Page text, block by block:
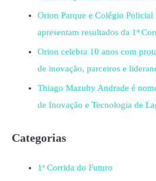
Orion Parque e Colégio
apresentam resultados da 1ª
Orion celebra 10 anos com
de inovação, parceiros e
Thiago Mazuhy Andrade é
de Inovação e Tecnologia de
Categorias
1ª Corrida do Futuro